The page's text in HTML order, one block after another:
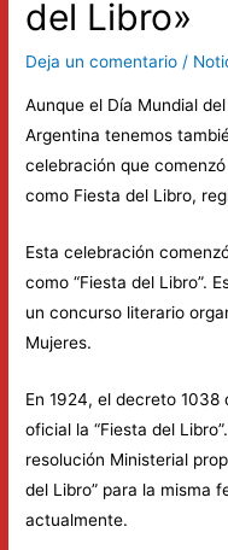
del Libro»
Deja un comentario /
Aunque el Día Mundial
Argentina tenemos
celebración que
como Fiesta del Libro,
Esta celebración
como “Fiesta del Libro”.
un concurso literario
Mujeres.
En 1924, el decreto
oficial la “Fiesta del
resolución Ministerial
del Libro” para la misma
actualmente.